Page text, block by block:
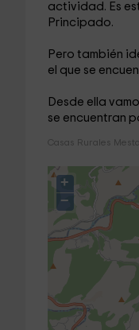
actividad. Es
Principado.
Pero también
el que se
Desde ella
se encuentran
Casas Rurales
+
−